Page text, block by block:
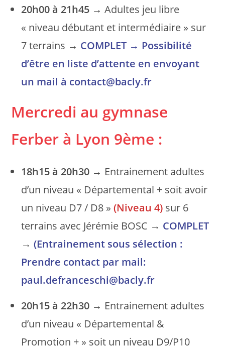
20h00 à 21h45 → Adultes jeu libre
« niveau débutant et intermédiaire » sur
7 terrains → COMPLET → Possibilité
d’être en liste d’attente en envoyant
un mail à contact@bacly.fr
Mercredi au gymnase
Ferber à Lyon 9ème :
18h15 à 20h30 → Entrainement adultes
d’un niveau « Départemental + soit avoir
un niveau D7 / D8 »(Niveau 4) sur 6
terrains avec Jérémie BOSC → COMPLET
→(Entrainement sous sélection :
Prendre contact par mail:
paul.defranceschi@bacly.fr
20h15 à 22h30 → Entrainement adultes
d’un niveau « Départemental &
Promotion + » soit un niveau D9/P10